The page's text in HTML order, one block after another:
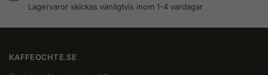
Lagervaror skickas vanligtvis inom 1-4 vardagar
KAFFEOCHTE.SE